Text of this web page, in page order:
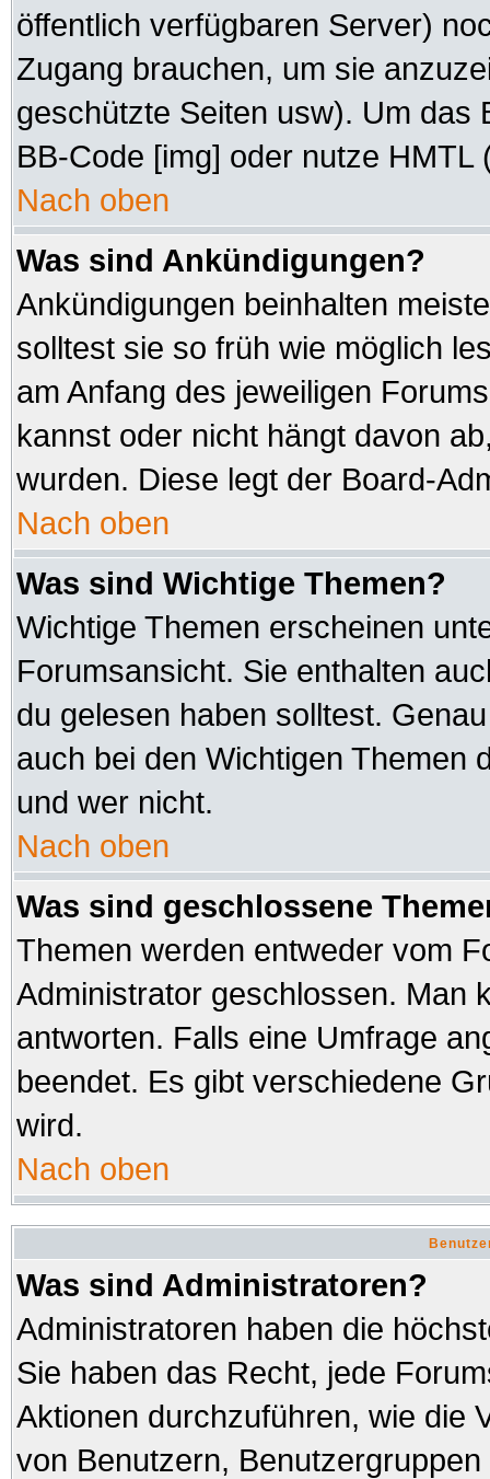
öffentlich verfügbaren Server)
Zugang brauchen, um sie
geschützte Seiten usw). Um das
BB-Code [img] oder nutze HMTL
Nach oben
Was sind Ankündigungen?
Ankündigungen beinhalten
solltest sie so früh wie möglich
am Anfang des jeweiligen
kannst oder nicht hängt davon
wurden. Diese legt der Board-
Nach oben
Was sind Wichtige Themen?
Wichtige Themen erscheinen
Forumsansicht. Sie enthalten
du gelesen haben solltest.
auch bei den Wichtigen Themen
und wer nicht.
Nach oben
Was sind geschlossene
Themen werden entweder vom
Administrator geschlossen. Man
antworten. Falls eine Umfrage
beendet. Es gibt verschiedene
wird.
Nach oben
Was sind Administratoren?
Administratoren haben die
Sie haben das Recht, jede
Aktionen durchzuführen, wie die
von Benutzern,